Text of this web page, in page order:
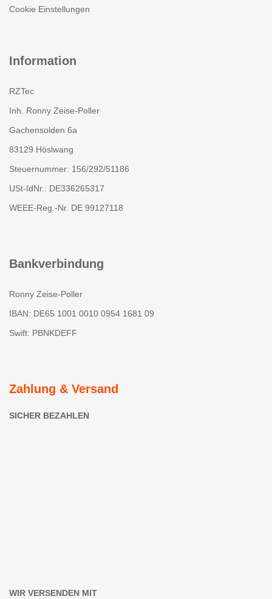
Cookie Einstellungen
Information
RZTec
Inh. Ronny Zeise-Poller
Gachensolden 6a
83129 Höslwang
Steuernummer: 156/292/51186
USt-IdNr.: DE336265317
WEEE-Reg.-Nr. DE 99127118
Bankverbindung
Ronny Zeise-Poller
IBAN: DE65 1001 0010 0954 1681 09
Swift: PBNKDEFF
Zahlung & Versand
SICHER BEZAHLEN
WIR VERSENDEN MIT